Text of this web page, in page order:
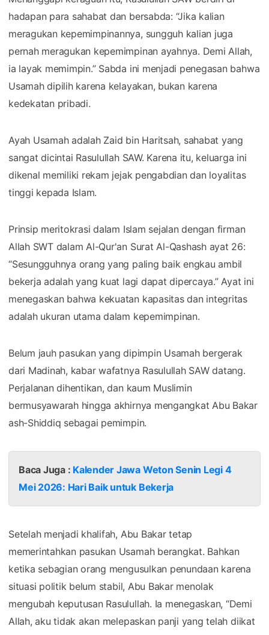
hadapan para sahabat dan bersabda: “Jika kalian
meragukan kepemimpinannya, sungguh kalian juga
pernah meragukan kepemimpinan ayahnya. Demi Allah,
ia layak memimpin.” Sabda ini menjadi penegasan bahwa
Usamah dipilih karena kelayakan, bukan karena
kedekatan pribadi.
Ayah Usamah adalah Zaid bin Haritsah, sahabat yang
sangat dicintai Rasulullah SAW. Karena itu, keluarga ini
dikenal memiliki rekam jejak pengabdian dan loyalitas
tinggi kepada Islam.
Prinsip meritokrasi dalam Islam sejalan dengan firman
Allah SWT dalam Al-Qur'an Surat Al-Qashash ayat 26:
“Sesungguhnya orang yang paling baik engkau ambil
bekerja adalah yang kuat lagi dapat dipercaya.” Ayat ini
menegaskan bahwa kekuatan kapasitas dan integritas
adalah ukuran utama dalam kepemimpinan.
Belum jauh pasukan yang dipimpin Usamah bergerak
dari Madinah, kabar wafatnya Rasulullah SAW datang.
Perjalanan dihentikan, dan kaum Muslimin
bermusyawarah hingga akhirnya mengangkat Abu Bakar
ash-Shiddiq sebagai pemimpin.
Baca Juga : Kalender Jawa Weton Senin Legi 4
Mei 2026: Hari Baik untuk Bekerja
Setelah menjadi khalifah, Abu Bakar tetap
memerintahkan pasukan Usamah berangkat. Bahkan
ketika sebagian orang mengusulkan penundaan karena
situasi politik belum stabil, Abu Bakar menolak
mengubah keputusan Rasulullah. Ia menegaskan, “Demi
Allah, aku tidak akan melepaskan panji yang telah diikat